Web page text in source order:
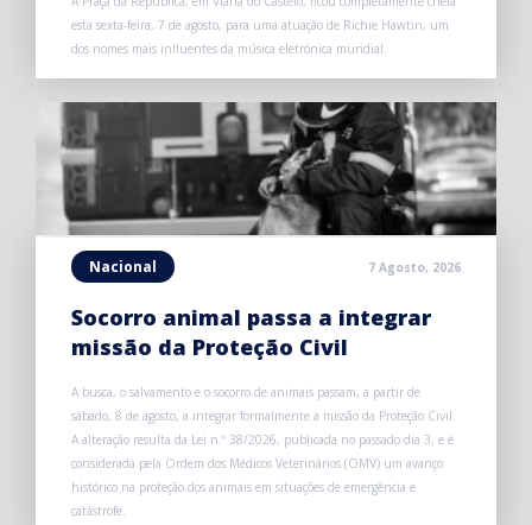
esta sexta-feira, 7 de agosto, para uma atuação de Richie Hawtin, um
dos nomes mais influentes da música eletrónica mundial.
Nacional 7 Agosto, 2026
Socorro animal passa a integrar
missão da Proteção Civil
A busca, o salvamento e o socorro de animais passam, a partir de
sábado, 8 de agosto, a integrar formalmente a missão da Proteção Civil.
A alteração resulta da Lei n.º 38/2026, publicada no passado dia 3, e é
considerada pela Ordem dos Médicos Veterinários (OMV) um avanço
histórico na proteção dos animais em situações de emergência e
catástrofe.